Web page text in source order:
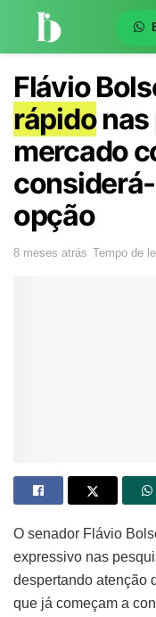
Flávio
rápidonas
mercado
opção
8 meses atrás Tempo de
O senador Flávio
expressivo nas
despertando atenção
que já começam a